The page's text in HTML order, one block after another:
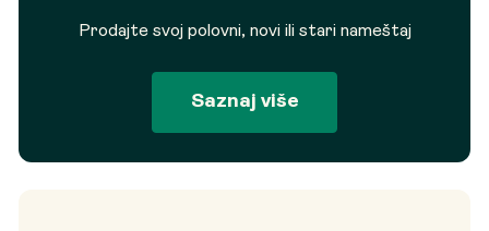
Prodajte svoj polovni, novi ili stari nameštaj
Saznaj više